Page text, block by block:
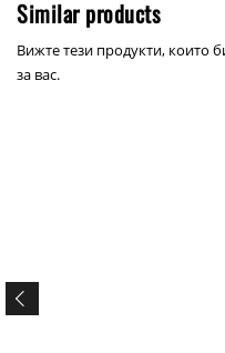
Similar products
Вижте тези продукти, които
за вас.